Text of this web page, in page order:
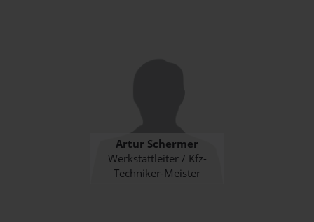
Artur Schermer
Werkstattleiter / Kfz-
Techniker-Meister